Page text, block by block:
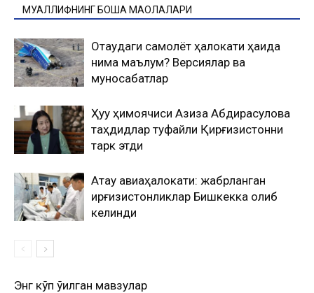
МУАЛЛИФНИНГ БОШҚА МАҚОЛАЛАРИ
Оқтаудаги самолёт ҳалокати ҳақида
нима маълум? Версиялар ва
муносабатлар
Ҳуқуқ ҳимоячиси Азиза Абдирасулова
таҳдидлар туфайли Қирғизистонни
тарк этди
Ақтау авиаҳалокати: жабрланган
қирғизистонликлар Бишкекка олиб
келинди
Энг кўп ўқилган мавзулар